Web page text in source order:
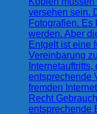
versehen sein.
Fotografien.
werden. Aber
Entgelt ist eine
Vereinbarung
entsprechende
fremden
Recht
entsprechende